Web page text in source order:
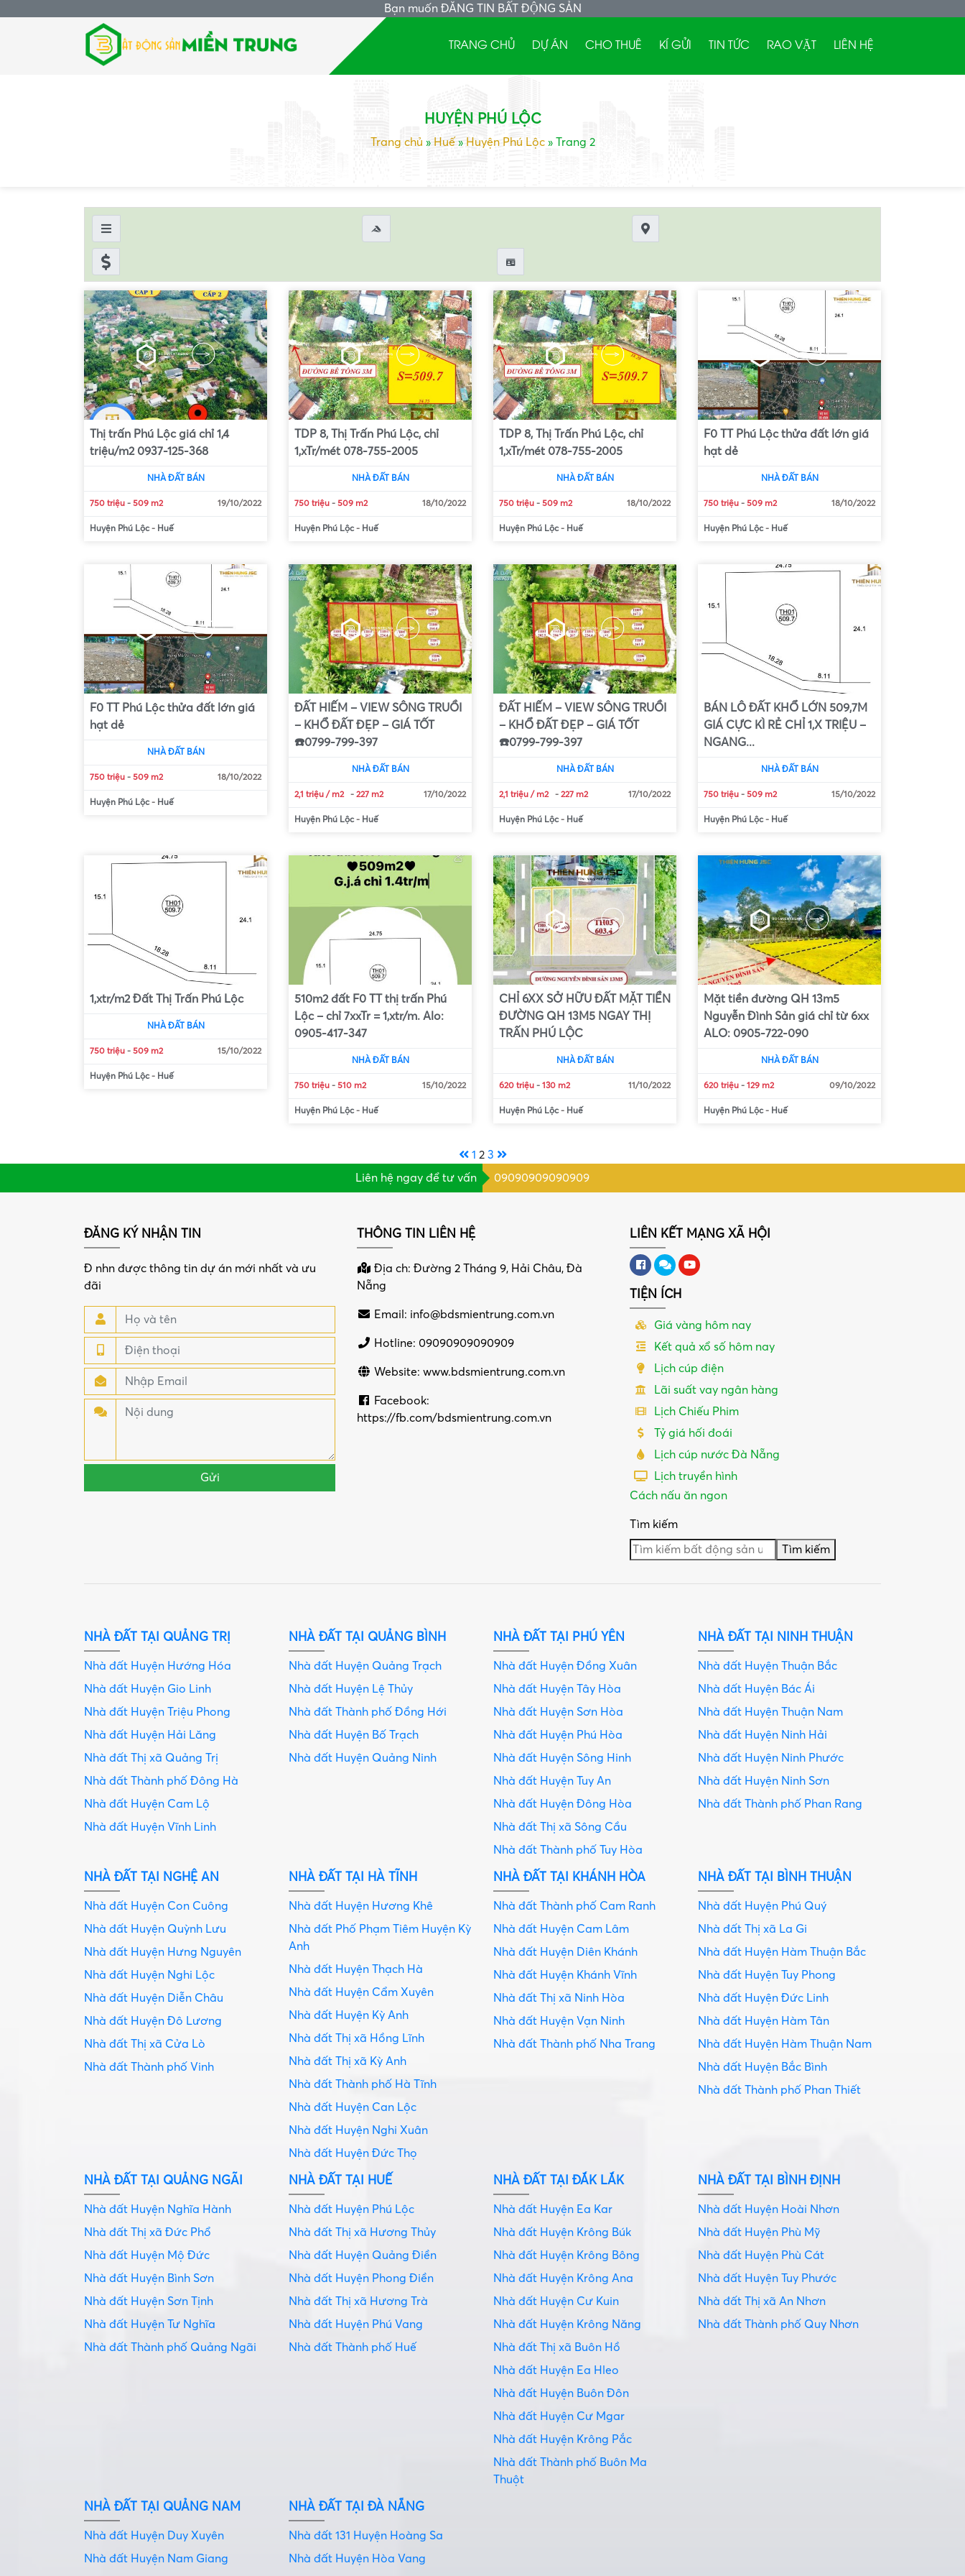
Bạn muốn ĐĂNG TIN BẤT ĐỘNG SẢN
TRANG CHỦ DỰ ÁN CHO THUÊ KÍ GỬI TIN TỨC RAO VẶT LIÊN HỆ
HUYỆN PHÚ LỘC
Trang chủ » Huế» Huyện Phú Lộc» Trang 2
Thị trấn Phú Lộc giá chỉ 1,4
triệu/m2 0937-125-368
NHÀ ĐẤT BÁN
750 triệu - 509 m2 19/10/2022
Huyện Phú Lộc - Huế
TDP 8, Thị Trấn Phú Lộc, chỉ
1,xTr/mét 078-755-2005
NHÀ ĐẤT BÁN
750 triệu - 509 m2 18/10/2022
Huyện Phú Lộc - Huế
TDP 8, Thị Trấn Phú Lộc, chỉ
1,xTr/mét 078-755-2005
NHÀ ĐẤT BÁN
750 triệu - 509 m2 18/10/2022
Huyện Phú Lộc - Huế
F0 TT Phú Lộc thửa đất lớn giá
hạt dẻ
NHÀ ĐẤT BÁN
750 triệu - 509 m2 18/10/2022
Huyện Phú Lộc - Huế
F0 TT Phú Lộc thửa đất lớn giá
hạt dẻ
NHÀ ĐẤT BÁN
750 triệu - 509 m2 18/10/2022
Huyện Phú Lộc - Huế
ĐẤT HIẾM – VIEW SÔNG TRUỒI
– KHỔ ĐẤT ĐẸP – GIÁ TỐT
☎️0799-799-397
NHÀ ĐẤT BÁN
2,1 triệu / m2 - 227 m2 17/10/2022
Huyện Phú Lộc - Huế
ĐẤT HIẾM – VIEW SÔNG TRUỒI
– KHỔ ĐẤT ĐẸP – GIÁ TỐT
☎️0799-799-397
NHÀ ĐẤT BÁN
2,1 triệu / m2 - 227 m2 17/10/2022
Huyện Phú Lộc - Huế
BÁN LÔ ĐẤT KHỔ LỚN 509,7M
GIÁ CỰC KÌ RẺ CHỈ 1,X TRIỆU –
NGANG...
NHÀ ĐẤT BÁN
750 triệu - 509 m2 15/10/2022
Huyện Phú Lộc - Huế
1,xtr/m2 Đất Thị Trấn Phú Lộc
NHÀ ĐẤT BÁN
750 triệu - 509 m2 15/10/2022
Huyện Phú Lộc - Huế
510m2 đất F0 TT thị trấn Phú
Lộc – chỉ 7xxTr = 1,xtr/m. Alo:
0905-417-347
NHÀ ĐẤT BÁN
750 triệu - 510 m2 15/10/2022
Huyện Phú Lộc - Huế
CHỈ 6XX SỞ HỮU ĐẤT MẶT TIỀN
ĐƯỜNG QH 13M5 NGAY THỊ
TRẤN PHÚ LỘC
NHÀ ĐẤT BÁN
620 triệu - 130 m2 11/10/2022
Huyện Phú Lộc - Huế
Mặt tiền đường QH 13m5
Nguyễn Đình Sản giá chỉ từ 6xx
ALO: 0905-722-090
NHÀ ĐẤT BÁN
620 triệu - 129 m2 09/10/2022
Huyện Phú Lộc - Huế
1 2 3
Liên hệ ngay để tư vấn
09090909090909
ĐĂNG KÝ NHẬN TIN
Đ nhn được thông tin dự án mới nhất và ưu
đãi
THÔNG TIN LIÊN HỆ
Địa ch: Đường 2 Tháng 9, Hải Châu, Đà
Nẵng
Email: info@bdsmientrung.com.vn
Hotline: 09090909090909
Website: www.bdsmientrung.com.vn
Facebook:
https://fb.com/bdsmientrung.com.vn
LIÊN KẾT MẠNG XÃ HỘI
TIỆN ÍCH
Giá vàng hôm nay
Kết quả xổ số hôm nay
Lịch cúp điện
Lãi suất vay ngân hàng
Lịch Chiếu Phim
Tỷ giá hối đoái
Lịch cúp nước Đà Nẵng
Lịch truyền hình
Cách nấu ăn ngon
Tìm kiếm
Tìm kiếm
NHÀ ĐẤT TẠI QUẢNG TRỊ
Nhà đất Huyện Hướng Hóa
Nhà đất Huyện Gio Linh
Nhà đất Huyện Triệu Phong
Nhà đất Huyện Hải Lăng
Nhà đất Thị xã Quảng Trị
Nhà đất Thành phố Đông Hà
Nhà đất Huyện Cam Lộ
Nhà đất Huyện Vĩnh Linh
NHÀ ĐẤT TẠI QUẢNG BÌNH
Nhà đất Huyện Quảng Trạch
Nhà đất Huyện Lệ Thủy
Nhà đất Thành phố Đồng Hới
Nhà đất Huyện Bố Trạch
Nhà đất Huyện Quảng Ninh
NHÀ ĐẤT TẠI PHÚ YÊN
Nhà đất Huyện Đồng Xuân
Nhà đất Huyện Tây Hòa
Nhà đất Huyện Sơn Hòa
Nhà đất Huyện Phú Hòa
Nhà đất Huyện Sông Hinh
Nhà đất Huyện Tuy An
Nhà đất Huyện Đông Hòa
Nhà đất Thị xã Sông Cầu
Nhà đất Thành phố Tuy Hòa
NHÀ ĐẤT TẠI NINH THUẬN
Nhà đất Huyện Thuận Bắc
Nhà đất Huyện Bác Ái
Nhà đất Huyện Thuận Nam
Nhà đất Huyện Ninh Hải
Nhà đất Huyện Ninh Phước
Nhà đất Huyện Ninh Sơn
Nhà đất Thành phố Phan Rang
NHÀ ĐẤT TẠI NGHỆ AN
Nhà đất Huyện Con Cuông
Nhà đất Huyện Quỳnh Lưu
Nhà đất Huyện Hưng Nguyên
Nhà đất Huyện Nghi Lộc
Nhà đất Huyện Diễn Châu
Nhà đất Huyện Đô Lương
Nhà đất Thị xã Cửa Lò
Nhà đất Thành phố Vinh
NHÀ ĐẤT TẠI HÀ TĨNH
Nhà đất Huyện Hương Khê
Nhà đất Phố Phạm Tiêm Huyện Kỳ
Anh
Nhà đất Huyện Thạch Hà
Nhà đất Huyện Cẩm Xuyên
Nhà đất Huyện Kỳ Anh
Nhà đất Thị xã Hồng Lĩnh
Nhà đất Thị xã Kỳ Anh
Nhà đất Thành phố Hà Tĩnh
Nhà đất Huyện Can Lộc
Nhà đất Huyện Nghi Xuân
Nhà đất Huyện Đức Thọ
NHÀ ĐẤT TẠI KHÁNH HÒA
Nhà đất Thành phố Cam Ranh
Nhà đất Huyện Cam Lâm
Nhà đất Huyện Diên Khánh
Nhà đất Huyện Khánh Vĩnh
Nhà đất Thị xã Ninh Hòa
Nhà đất Huyện Vạn Ninh
Nhà đất Thành phố Nha Trang
NHÀ ĐẤT TẠI BÌNH THUẬN
Nhà đất Huyện Phú Quý
Nhà đất Thị xã La Gi
Nhà đất Huyện Hàm Thuận Bắc
Nhà đất Huyện Tuy Phong
Nhà đất Huyện Đức Linh
Nhà đất Huyện Hàm Tân
Nhà đất Huyện Hàm Thuận Nam
Nhà đất Huyện Bắc Bình
Nhà đất Thành phố Phan Thiết
NHÀ ĐẤT TẠI QUẢNG NGÃI
Nhà đất Huyện Nghĩa Hành
Nhà đất Thị xã Đức Phổ
Nhà đất Huyện Mộ Đức
Nhà đất Huyện Bình Sơn
Nhà đất Huyện Sơn Tịnh
Nhà đất Huyện Tư Nghĩa
Nhà đất Thành phố Quảng Ngãi
NHÀ ĐẤT TẠI HUẾ
Nhà đất Huyện Phú Lộc
Nhà đất Thị xã Hương Thủy
Nhà đất Huyện Quảng Điền
Nhà đất Huyện Phong Điền
Nhà đất Thị xã Hương Trà
Nhà đất Huyện Phú Vang
Nhà đất Thành phố Huế
NHÀ ĐẤT TẠI ĐẮK LẮK
Nhà đất Huyện Ea Kar
Nhà đất Huyện Krông Búk
Nhà đất Huyện Krông Bông
Nhà đất Huyện Krông Ana
Nhà đất Huyện Cư Kuin
Nhà đất Huyện Krông Năng
Nhà đất Thị xã Buôn Hồ
Nhà đất Huyện Ea Hleo
Nhà đất Huyện Buôn Đôn
Nhà đất Huyện Cư Mgar
Nhà đất Huyện Krông Pắc
Nhà đất Thành phố Buôn Ma
Thuột
NHÀ ĐẤT TẠI BÌNH ĐỊNH
Nhà đất Huyện Hoài Nhơn
Nhà đất Huyện Phù Mỹ
Nhà đất Huyện Phù Cát
Nhà đất Huyện Tuy Phước
Nhà đất Thị xã An Nhơn
Nhà đất Thành phố Quy Nhơn
NHÀ ĐẤT TẠI QUẢNG NAM
Nhà đất Huyện Duy Xuyên
Nhà đất Huyện Nam Giang
NHÀ ĐẤT TẠI ĐÀ NẴNG
Nhà đất 131 Huyện Hoàng Sa
Nhà đất Huyện Hòa Vang